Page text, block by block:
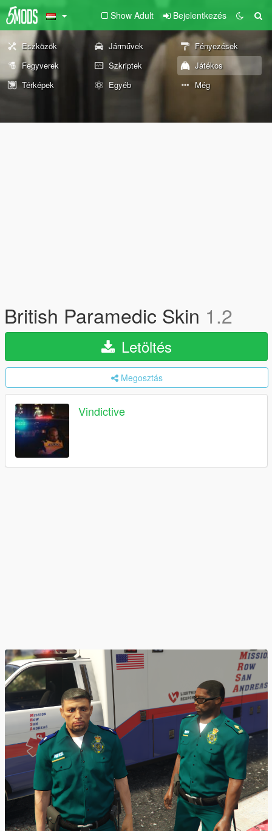
Show Adult Bejelentkezés
Eszközök Járművek
Fényezések
Fegyverek
Szkriptek
Játékos
Térképek
Egyéb Még
British Paramedic Skin 1.2
Letöltés
Megosztás
Vindictive